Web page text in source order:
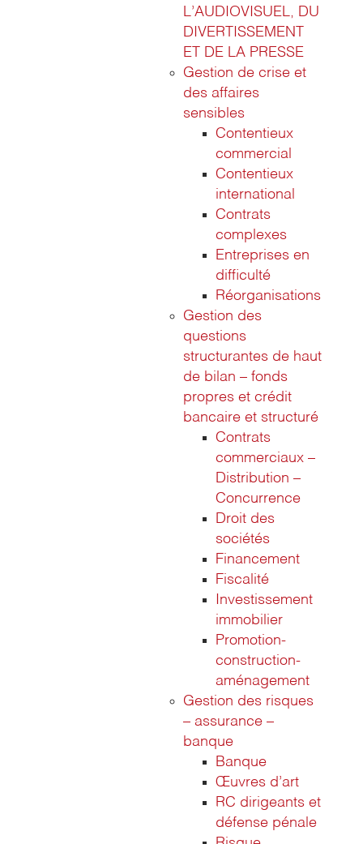
L’AUDIOVISUEL, DU
DIVERTISSEMENT
ET DE LA PRESSE
Gestion de crise et
des affaires
sensibles
Contentieux
commercial
Contentieux
international
Contrats
complexes
Entreprises en
difficulté
Réorganisations
Gestion des
questions
structurantes de haut
de bilan – fonds
propres et crédit
bancaire et structuré
Contrats
commerciaux –
Distribution –
Concurrence
Droit des
sociétés
Financement
Fiscalité
Investissement
immobilier
Promotion-
construction-
aménagement
Gestion des risques
– assurance –
banque
Banque
Œuvres d’art
RC dirigeants et
défense pénale